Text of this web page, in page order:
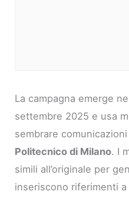
La campagna emerge
settembre 2025 e usa
sembrare
Politecnico di Milano. I
simili all’originale per
inseriscono riferimenti